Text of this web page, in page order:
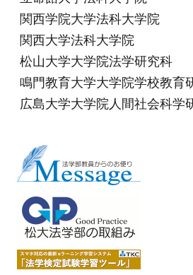
関西学院大学法科大学院
関西大学法科大学院
松山大学大学院法学研究科
鳴門教育大学大学院学校教育
広島大学大学院人間社会科学